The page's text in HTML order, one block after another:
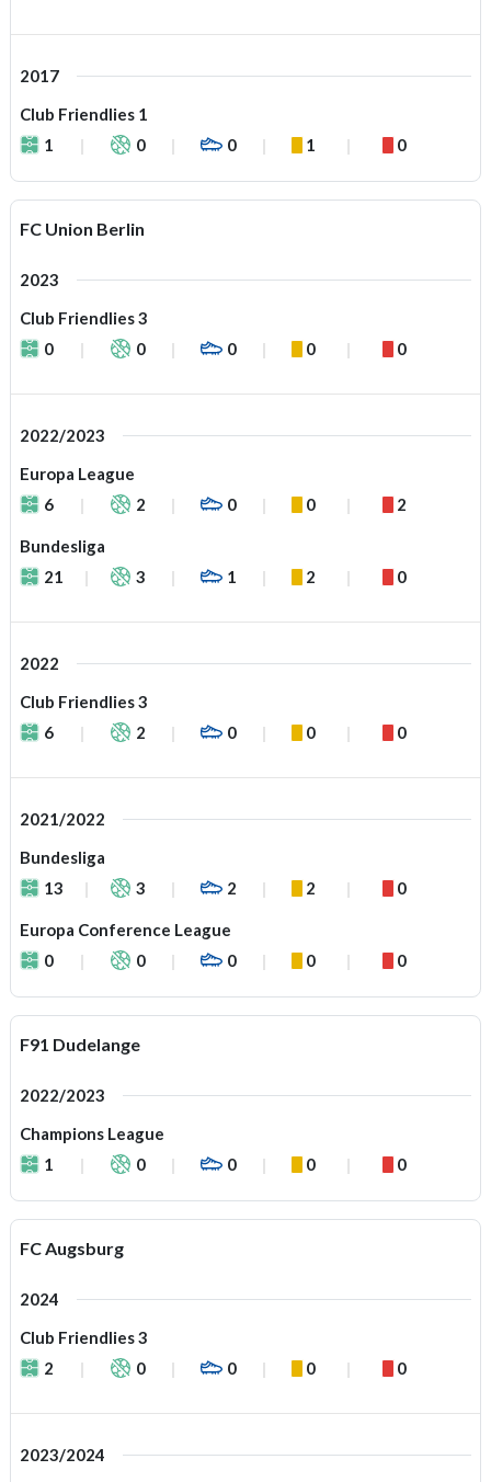
2017
Club Friendlies 1
1
0 0 1 0
FC Union Berlin
2023
Club Friendlies 3
0
0 0 0 0
2022/2023
Europa League
6
2 0 0 2
Bundesliga
21
3 1 2 0
2022
Club Friendlies 3
6
2 0 0 0
2021/2022
Bundesliga
13
3 2 2 0
Europa Conference League
0
0 0 0 0
F91 Dudelange
2022/2023
Champions League
1
0 0 0 0
FC Augsburg
2024
Club Friendlies 3
2
0 0 0 0
2023/2024